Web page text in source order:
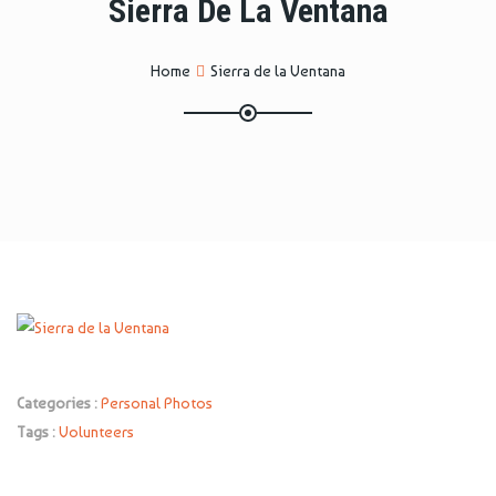
Sierra De La Ventana
Home Sierra de la Ventana
Categories :Personal Photos
Tags :Volunteers